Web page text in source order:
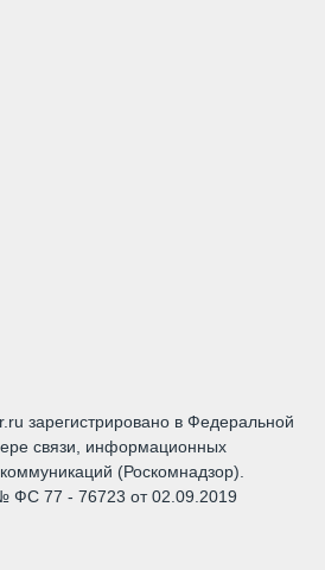
зарегистрировано в Федеральной
связи, информационных
(Роскомнадзор).
ФС 77 - 76723 от 02.09.2019